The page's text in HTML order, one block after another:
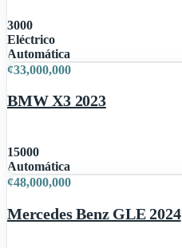
3000
Eléctrico
Automática
1
¢33,000,000
BMW X3 2023
15000
Automática
1
¢48,000,000
Mercedes Benz GLE 2024